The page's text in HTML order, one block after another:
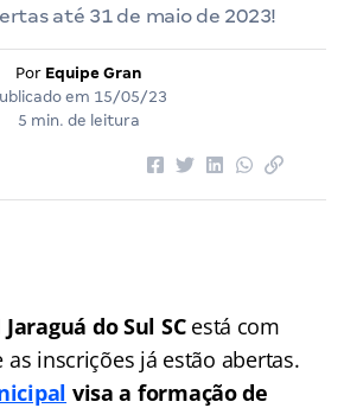
até 31 de maio de 2023!
Por Equipe Gran
em 15/05/23
5 min. de leitura
do Sul SCestá com
inscrições já estão abertas.
visa a formação de